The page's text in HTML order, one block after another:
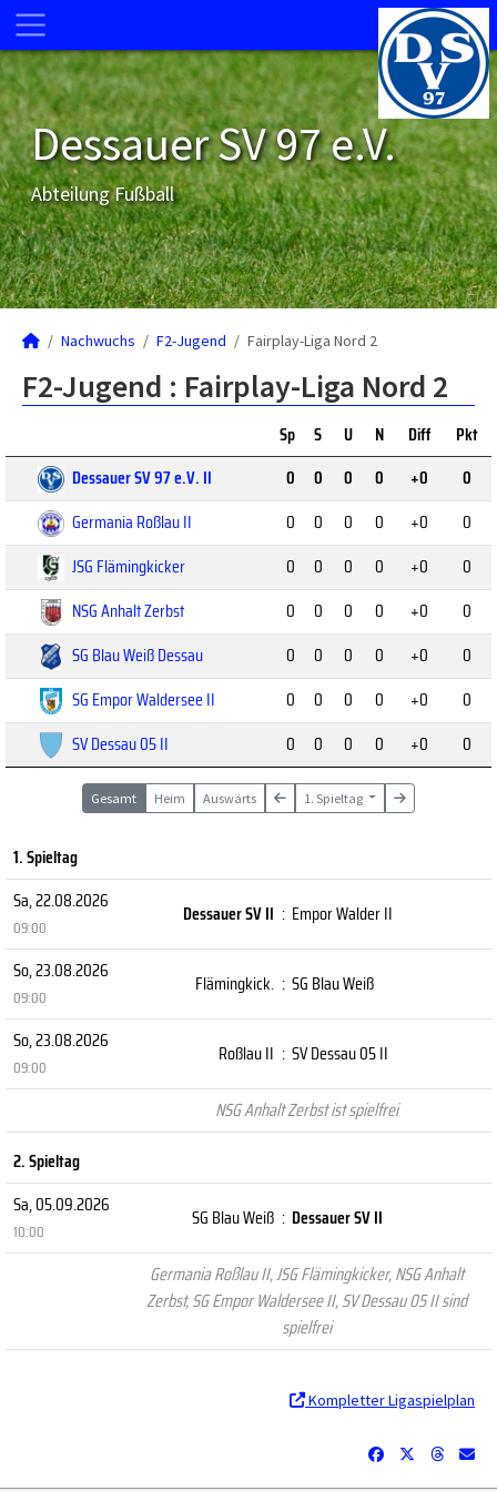
Dessauer SV 97 e.V.
Abteilung Fußball
Nachwuchs F2-Jugend Fairplay-Liga Nord 2
F2-Jugend : Fairplay-Liga Nord 2
Sp S U N Diff
Pkt
Dessauer SV 97 e.V. II
0 0 0 0 +0
0
Germania Roßlau II
0 0 0 0 +0
0
JSG Flämingkicker
0 0 0 0 +0
0
NSG Anhalt Zerbst
0 0 0 0 +0
0
SG Blau Weiß Dessau
0 0 0 0 +0
0
SG Empor Waldersee II
0 0 0 0 +0
0
SV Dessau 05 II
0 0 0 0 +0 0
Gesamt Heim Auswärts 1. Spieltag
1. Spieltag
Sa, 22.08.2026
09:00
Dessauer SV II : Empor Walder II
So, 23.08.2026
09:00
Flämingkick. : SG Blau Weiß
So, 23.08.2026
09:00
Roßlau II : SV Dessau 05 II
NSG Anhalt Zerbst ist spielfrei
2. Spieltag
Sa, 05.09.2026
10:00
SG Blau Weiß : Dessauer SV II
Germania Roßlau II, JSG Flämingkicker, NSG Anhalt
Zerbst, SG Empor Waldersee II, SV Dessau 05 II sind
spielfrei
Kompletter Ligaspielplan